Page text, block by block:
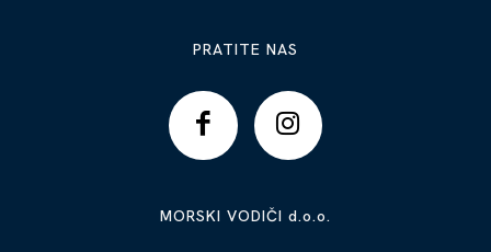
PRATITE NAS
MORSKI VODIČI d.o.o.